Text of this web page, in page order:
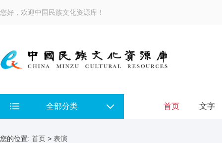
您好，欢迎中国民族文化资源库！
全部分类 首页 文字
您的位置: 首页 > 表演